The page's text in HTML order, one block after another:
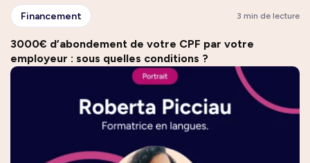
Financement 3 min de lecture
3000€ d’abondement de votre CPF par votre
employeur : sous quelles conditions ?